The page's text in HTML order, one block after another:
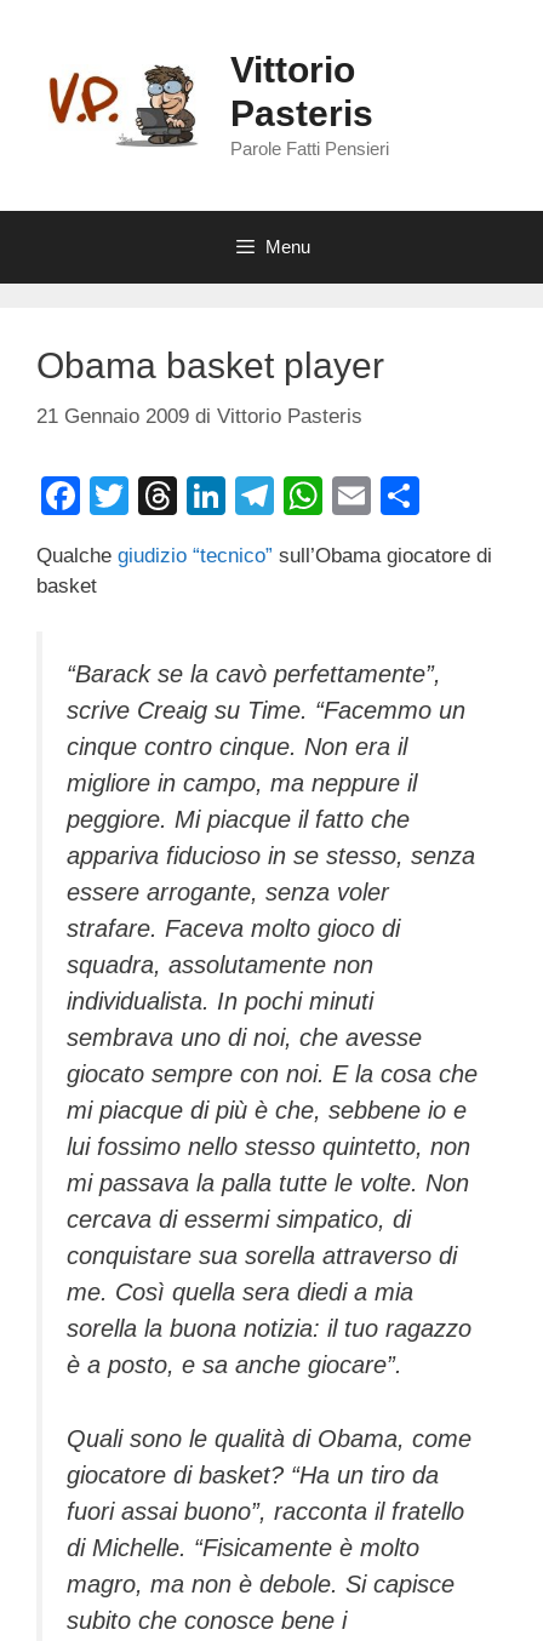
contenuto
Vittorio
Pasteris
Parole Fatti Pensieri
Menu
Obama basket player
21 Gennaio 2009 di Vittorio Pasteris
F
c
o
o
k
T
tt
T
e
s
Li
k
n
T
e
m
W
at
p
p
E
ail n
di
Qualche giudizio “tecnico” sull’Obama giocatore di
basket
“Barack se la cavò perfettamente”,
scrive Creaig su Time. “Facemmo un
cinque contro cinque. Non era il
migliore in campo, ma neppure il
peggiore. Mi piacque il fatto che
appariva fiducioso in se stesso, senza
essere arrogante, senza voler
strafare. Faceva molto gioco di
squadra, assolutamente non
individualista. In pochi minuti
sembrava uno di noi, che avesse
giocato sempre con noi. E la cosa che
mi piacque di più è che, sebbene io e
lui fossimo nello stesso quintetto, non
mi passava la palla tutte le volte. Non
cercava di essermi simpatico, di
conquistare sua sorella attraverso di
me. Così quella sera diedi a mia
sorella la buona notizia: il tuo ragazzo
è a posto, e sa anche giocare”.
Quali sono le qualità di Obama, come
giocatore di basket? “Ha un tiro da
fuori assai buono”, racconta il fratello
di Michelle. “Fisicamente è molto
magro, ma non è debole. Si capisce
subito che conosce bene i